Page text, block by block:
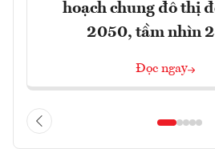
hoạch chung đô thị
2050, tầm nhìn
Đọc ngay